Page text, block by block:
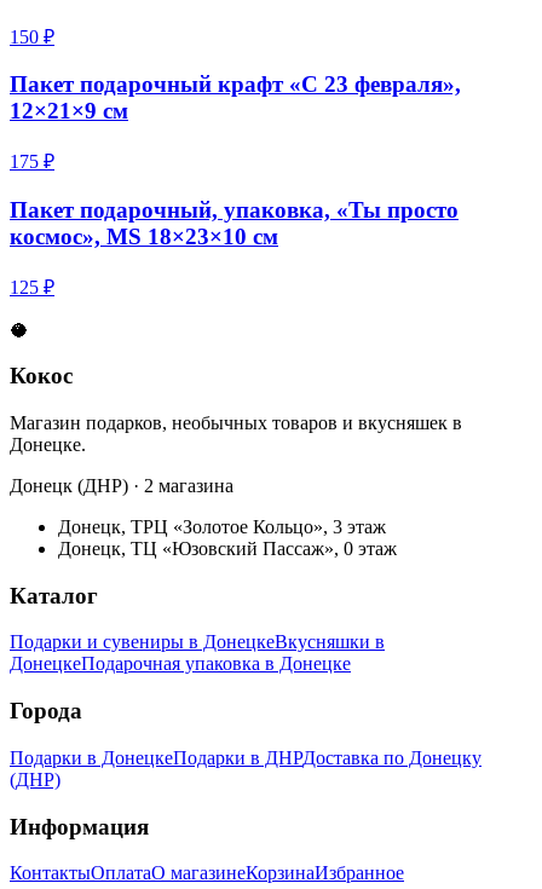
150 ₽
Пакет подарочный крафт «С 23 февраля»,
12×21×9 см
175 ₽
Пакет подарочный, упаковка, «Ты просто
космос», MS 18×23×10 см
125 ₽
🥥
Кокос
Магазин подарков, необычных товаров и вкусняшек в
Донецке.
Донецк (ДНР) · 2 магазина
Донецк, ТРЦ «Золотое Кольцо», 3 этаж
Донецк, ТЦ «Юзовский Пассаж», 0 этаж
Каталог
Подарки и сувениры в ДонецкеВкусняшки в
ДонецкеПодарочная упаковка в Донецке
Города
Подарки в ДонецкеПодарки в ДНРДоставка по Донецку
(ДНР)
Информация
КонтактыОплатаО магазинеКорзинаИзбранное